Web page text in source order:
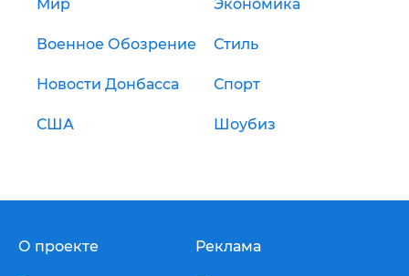
Мир Экономика
Военное Обозрение Стиль
Новости Донбасса Спорт
США Шоубиз
О проекте Реклама